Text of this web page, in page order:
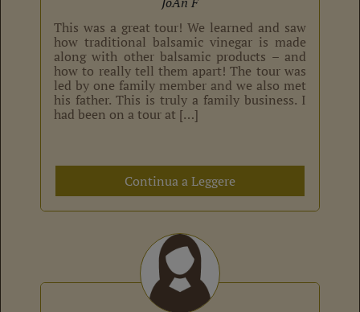
This was a great tour! We learned and saw
how traditional balsamic vinegar is made
along with other balsamic products – and
how to really tell them apart! The tour was
led by one family member and we also met
his father. This is truly a family business. I
had been on a tour at […]
Continua a Leggere